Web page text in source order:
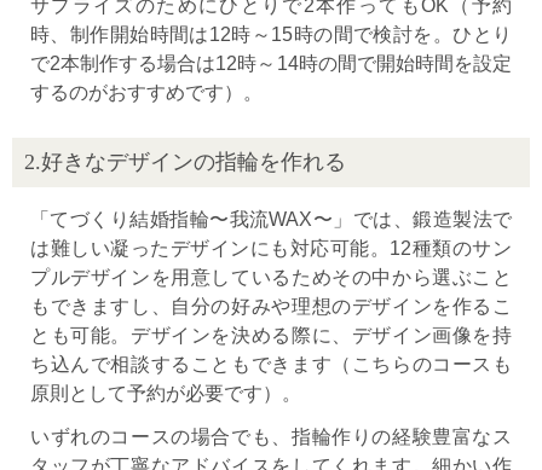
サプライズのためにひとりで2本作ってもOK（予約
時、制作開始時間は12時～15時の間で検討を。ひとり
で2本制作する場合は12時～14時の間で開始時間を設定
するのがおすすめです）。
2.好きなデザインの指輪を作れる
「てづくり結婚指輪〜我流WAX〜」では、鍛造製法で
は難しい凝ったデザインにも対応可能。12種類のサン
プルデザインを用意しているためその中から選ぶこと
もできますし、自分の好みや理想のデザインを作るこ
とも可能。デザインを決める際に、デザイン画像を持
ち込んで相談することもできます（こちらのコースも
原則として予約が必要です）。
いずれのコースの場合でも、指輪作りの経験豊富なス